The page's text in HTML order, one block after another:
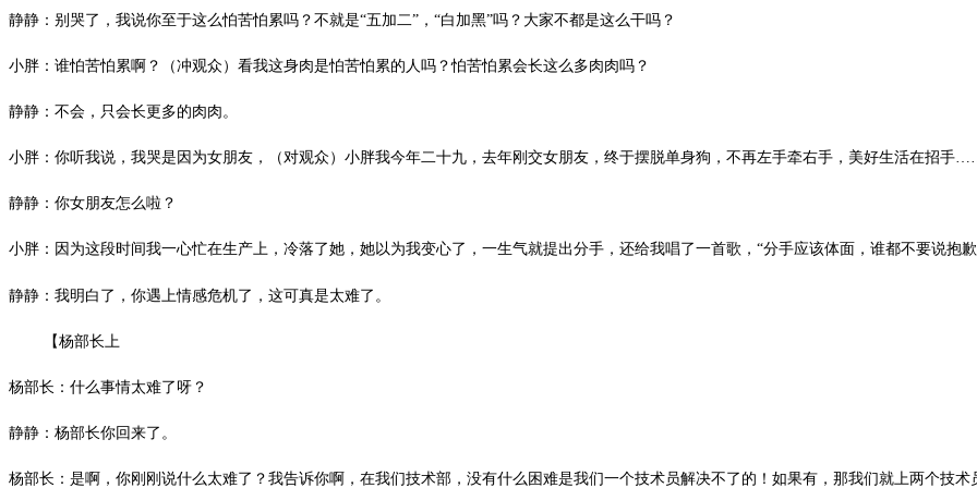
静静：别哭了，我说你至于这么怕苦怕累吗？不就是“五加二”，“白加黑”吗？大家不都是这么干吗？
小胖：谁怕苦怕累啊？（冲观众）看我这身肉是怕苦怕累的人吗？怕苦怕累会长这么多肉肉吗？
静静：不会，只会长更多的肉肉。
小胖：你听我说，我哭是因为女朋友，（对观众）小胖我今年二十九，去年刚交女朋友，终于摆脱单身狗，不再左手牵右手，美好生活在招手
静静：你女朋友怎么啦？
小胖：因为这段时间我一心忙在生产上，冷落了她，她以为我变心了，一生气就提出分手，还给我唱了一首歌， “分手应该体面，谁都不要说抱歉
静静：我明白了，你遇上情感危机了，这可真是太难了。
【杨部长上
杨部长：什么事情太难了呀？
静静：杨部长你回来了。
杨部长：是啊，你刚刚说什么太难了？我告诉你啊，在我们技术部，没有什么困难是我们一个技术员解决不了的！如果有，那我们就上两个技术